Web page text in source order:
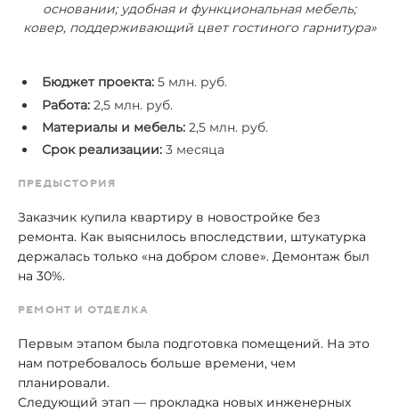
основании; удобная и функциональная мебель;
ковер, поддерживающий цвет гостиного гарнитура»
Бюджет проекта: 5 млн. руб.
Работа: 2,5 млн. руб.
Материалы и мебель: 2,5 млн. руб.
Срок реализации: 3 месяца
ПРЕДЫСТОРИЯ
Заказчик купила квартиру в новостройке без
ремонта. Как выяснилось впоследствии, штукатурка
держалась только «на добром слове». Демонтаж был
на 30%.
РЕМОНТ И ОТДЕЛКА
Первым этапом была подготовка помещений. На это
нам потребовалось больше времени, чем
планировали.
Следующий этап — прокладка новых инженерных